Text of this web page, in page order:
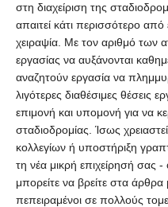
στη διαχείριση της
απαιτεί κάτι περισσότερο
χειραψία. Με τον αριθμό των
εργασίας να αυξάνονται
αναζητούν εργασία να
λιγότερες διαθέσιμες θέσεις
επιμονή και υπομονή για να
σταδιοδρομίας. Ίσως
κολλεγίων ή υποστήριξη
τη νέα μικρή επιχείρησή σας
μπορείτε να βρείτε στα άρθρα
πεπειραμένοι σε πολλούς